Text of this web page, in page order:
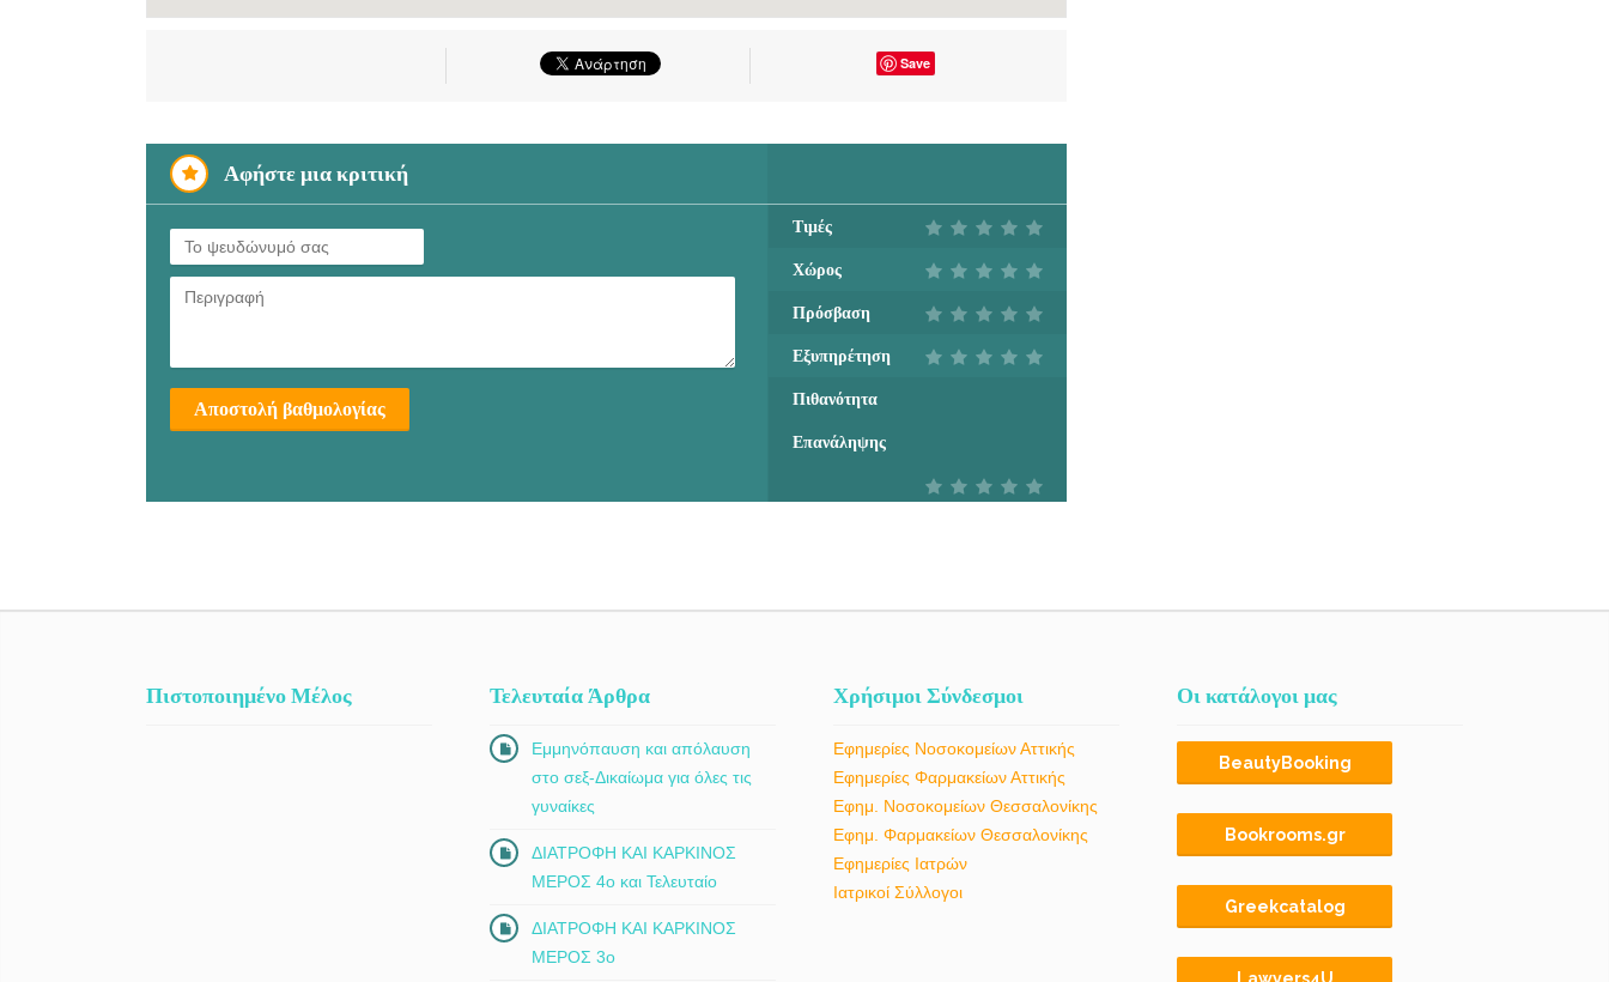
ΧΡΗΣΤΟΣ ΙΑΤΡΙΚΗ ΕΕ
ΟΡΘΟΠΕΔΙΚΟΣ
MEDI-PIRSOS ΘΕΟΣ
Save
Αφήστε μια κριτική
Τιμές
Χώρος
Πρόσβαση
Εξυπηρέτηση
Πιθανότητα
Επανάληψης
Αποστολή βαθμολογίας
Πιστοποιημένο Μέλος Τελευταία Άρθρα
Εμμηνόπαυση και απόλαυση
στο σεξ-Δικαίωμα για όλες τις
γυναίκες
ΔΙΑΤΡΟΦΗ ΚΑΙ ΚΑΡΚΙΝΟΣ
ΜΕΡΟΣ 4ο και Τελευταίο
ΔΙΑΤΡΟΦΗ ΚΑΙ ΚΑΡΚΙΝΟΣ
ΜΕΡΟΣ 3ο
Χρήσιμοι Σύνδεσμοι
Εφημερίες Νοσοκομείων Αττικής
Εφημερίες Φαρμακείων Αττικής
Εφημ. Νοσοκομείων Θεσσαλονίκης
Εφημ. Φαρμακείων Θεσσαλονίκης
Εφημερίες Ιατρών
Ιατρικοί Σύλλογοι
Οι κατάλογοι μας
BeautyBooking
Bookrooms.gr
Greekcatalog